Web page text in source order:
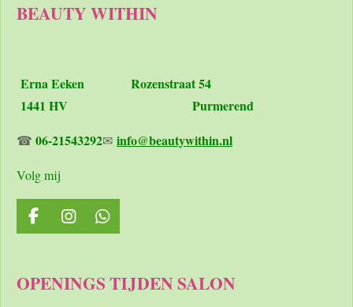
BEAUTY WITHIN
Erna Eeken Rozenstraat 54
1441 HV Purmerend
☎ 06-21543292✉ info@beautywithin.nl
Volg mij
F
a
b
I
n
a
W
h
s
OPENINGS TIJDEN SALON